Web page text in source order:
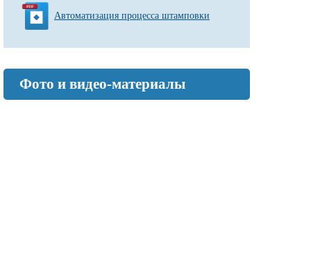
Автоматизация процесса штамповки
Фото и видео-материалы